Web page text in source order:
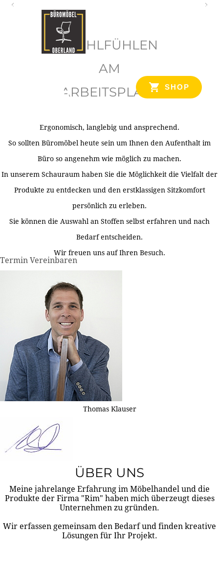
SHOP
WOHLFÜHLEN
AM
ARBEITSPLATZ
Ergonomisch, langlebig und ansprechend.
So sollten Büromöbel heute sein um Ihnen den Aufenthalt im
Büro so angenehm wie möglich zu machen.
In unserem Schauraum haben Sie die Möglichkeit die Vielfalt der
Produkte zu entdecken und den erstklassigen Sitzkomfort
persönlich zu erleben.
Sie können die Auswahl an Stoffen selbst erfahren und nach
Bedarf entscheiden.
Wir freuen uns auf Ihren Besuch.
Termin Vereinbaren
Thomas Klauser
ÜBER UNS
Meine jahrelange Erfahrung im Möbelhandel und die
Produkte der Firma "Rim" haben mich überzeugt dieses
Unternehmen zu gründen.
Wir erfassen gemeinsam den Bedarf und finden kreative
Lösungen für Ihr Projekt.